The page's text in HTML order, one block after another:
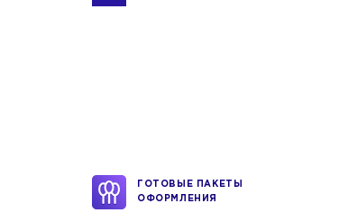
ГОТОВЫЕ ПАКЕТЫ
ОФОРМЛЕНИЯ